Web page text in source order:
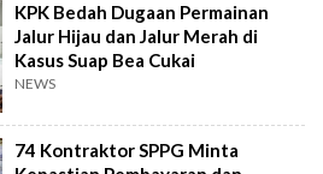
KPK Bedah Dugaan Permainan
Jalur Hijau dan Jalur Merah di
Kasus Suap Bea Cukai
NEWS
74 Kontraktor SPPG Minta